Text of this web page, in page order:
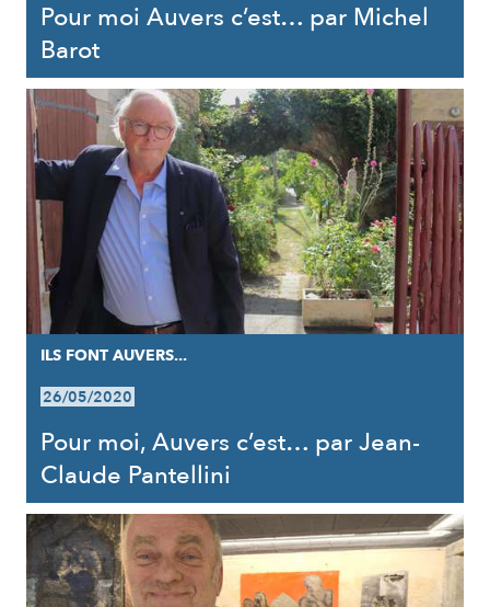
Pour moi Auvers c’est… par Michel
Barot
ILS FONT AUVERS...
26/05/2020
Pour moi, Auvers c’est… par Jean-
Claude Pantellini